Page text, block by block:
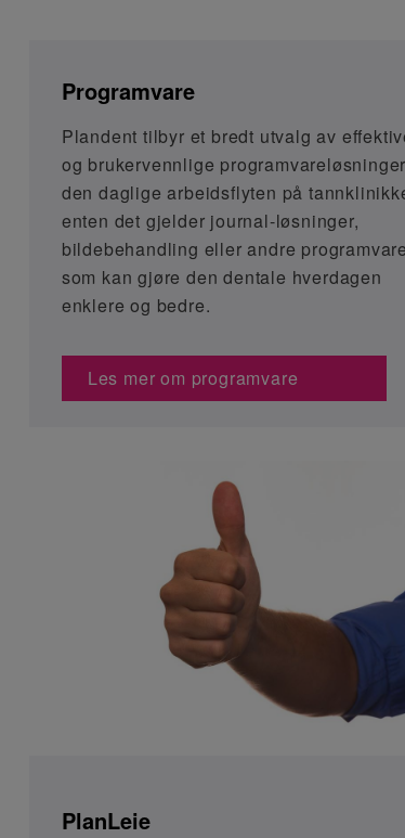
Programvare
Plandent tilbyr et bredt utvalg av
og brukervennlige
den daglige arbeidsflyten på
enten det gjelder journal-løsninger,
bildebehandling eller andre
som kan gjøre den dentale hverdagen
enklere og bedre.
Les mer om programvare
PlanLeie